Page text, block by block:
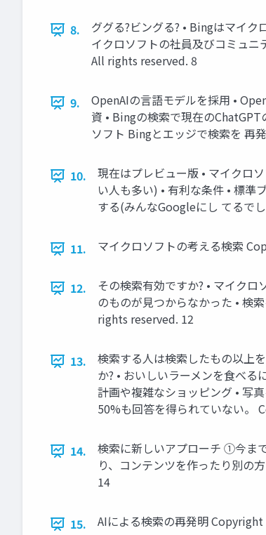
8.
ググる?ビングる? • Bingはマイ
イクロソフトの社員及びコミュ
All rights reserved. 8
9.
OpenAIの言語モデルを採用 •
資 • Bingの検索で現在の
ソフト Bingとエッジで検索を
10.
現在はプレビュー版 • マイクロ
い人も多い) • 有利な条件 • 標
する(みんなGoogleにし てるで
11. マイクロソフトの考える検索
12.
その検索有効ですか? • マイク
のものが見つからなかった • 検
rights reserved. 12
13.
検索する人は検索したもの以上
か? • おいしいラーメンを食べ
計画や複雑なショッピング • 写
50%も回答を得られていない。
14.
検索に新しいアプローチ ①今ま
り、コンテンツを作ったり別
14
15. AIによる検索の再発明